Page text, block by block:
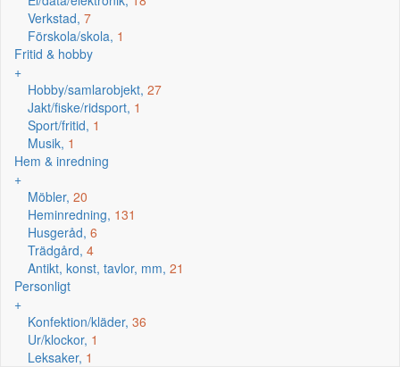
Verkstad, 7
Förskola/skola, 1
Fritid & hobby
+
Hobby/samlarobjekt, 27
Jakt/fiske/ridsport, 1
Sport/fritid, 1
Musik, 1
Hem & inredning
+
Möbler, 20
Heminredning, 131
Husgeråd, 6
Trädgård, 4
Antikt, konst, tavlor, mm, 21
Personligt
+
Konfektion/kläder, 36
Ur/klockor, 1
Leksaker, 1